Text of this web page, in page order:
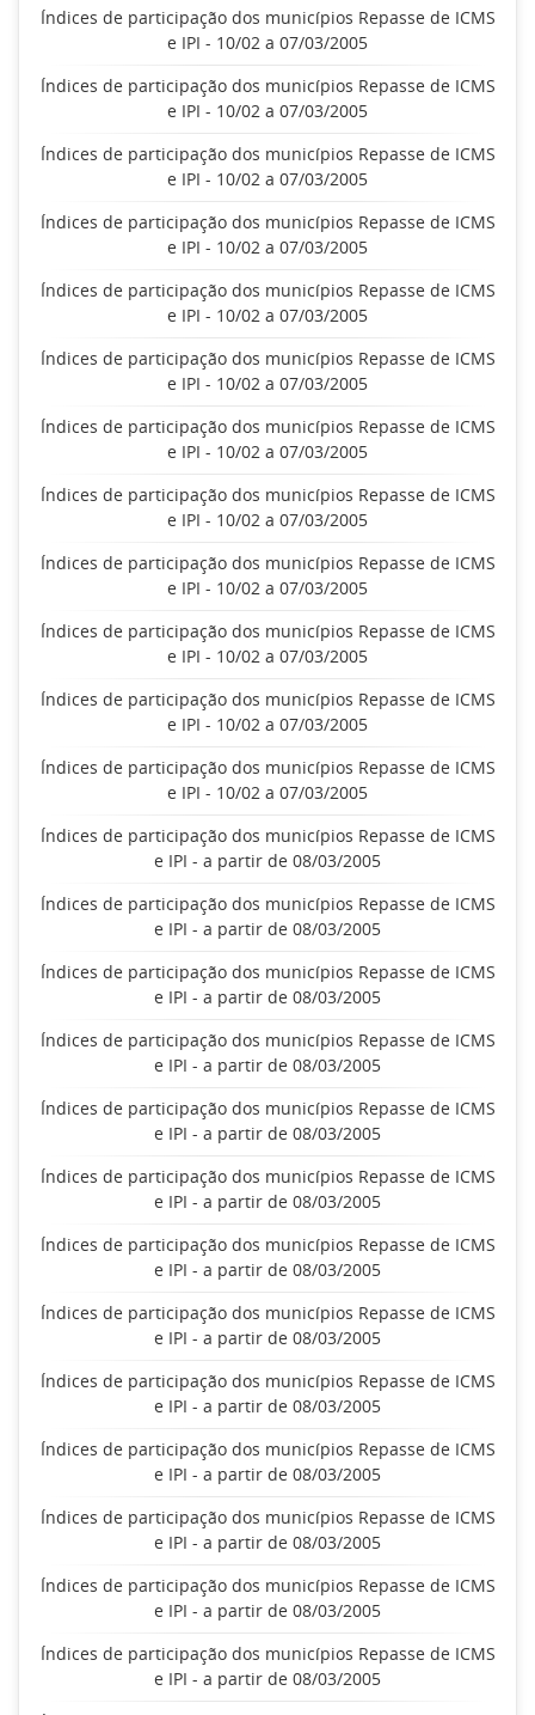
Índices de participação dos municípios Repasse de ICMS
e IPI - 10/02 a 07/03/2005
Índices de participação dos municípios Repasse de ICMS
e IPI - 10/02 a 07/03/2005
Índices de participação dos municípios Repasse de ICMS
e IPI - 10/02 a 07/03/2005
Índices de participação dos municípios Repasse de ICMS
e IPI - 10/02 a 07/03/2005
Índices de participação dos municípios Repasse de ICMS
e IPI - 10/02 a 07/03/2005
Índices de participação dos municípios Repasse de ICMS
e IPI - 10/02 a 07/03/2005
Índices de participação dos municípios Repasse de ICMS
e IPI - 10/02 a 07/03/2005
Índices de participação dos municípios Repasse de ICMS
e IPI - 10/02 a 07/03/2005
Índices de participação dos municípios Repasse de ICMS
e IPI - 10/02 a 07/03/2005
Índices de participação dos municípios Repasse de ICMS
e IPI - 10/02 a 07/03/2005
Índices de participação dos municípios Repasse de ICMS
e IPI - 10/02 a 07/03/2005
Índices de participação dos municípios Repasse de ICMS
e IPI - 10/02 a 07/03/2005
Índices de participação dos municípios Repasse de ICMS
e IPI - a partir de 08/03/2005
Índices de participação dos municípios Repasse de ICMS
e IPI - a partir de 08/03/2005
Índices de participação dos municípios Repasse de ICMS
e IPI - a partir de 08/03/2005
Índices de participação dos municípios Repasse de ICMS
e IPI - a partir de 08/03/2005
Índices de participação dos municípios Repasse de ICMS
e IPI - a partir de 08/03/2005
Índices de participação dos municípios Repasse de ICMS
e IPI - a partir de 08/03/2005
Índices de participação dos municípios Repasse de ICMS
e IPI - a partir de 08/03/2005
Índices de participação dos municípios Repasse de ICMS
e IPI - a partir de 08/03/2005
Índices de participação dos municípios Repasse de ICMS
e IPI - a partir de 08/03/2005
Índices de participação dos municípios Repasse de ICMS
e IPI - a partir de 08/03/2005
Índices de participação dos municípios Repasse de ICMS
e IPI - a partir de 08/03/2005
Índices de participação dos municípios Repasse de ICMS
e IPI - a partir de 08/03/2005
Índices de participação dos municípios Repasse de ICMS
e IPI - a partir de 08/03/2005